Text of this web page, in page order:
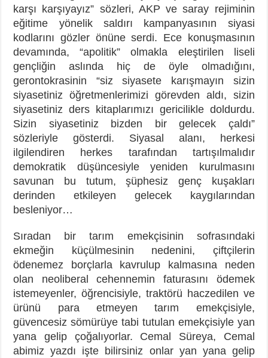
karşı karşıyayız” sözleri, AKP ve saray rejiminin
eğitime yönelik saldırı kampanyasının siyasi
kodlarını gözler önüne serdi. Ece konuşmasının
devamında, “apolitik” olmakla eleştirilen liseli
gençliğin aslında hiç de öyle olmadığını,
gerontokrasinin “siz siyasete karışmayın sizin
siyasetiniz öğretmenlerimizi görevden aldı, sizin
siyasetiniz ders kitaplarımızı gericilikle doldurdu.
Sizin siyasetiniz bizden bir gelecek çaldı”
sözleriyle gösterdi. Siyasal alanı, herkesi
ilgilendiren herkes tarafından tartışılmalıdır
demokratik düşüncesiyle yeniden kurulmasını
savunan bu tutum, şüphesiz genç kuşakları
derinden etkileyen gelecek kaygılarından
besleniyor…
Sıradan bir tarım emekçisinin sofrasındaki
ekmeğin küçülmesinin nedenini, çiftçilerin
ödenemez borçlarla kavrulup kalmasına neden
olan neoliberal cehennemin faturasını ödemek
istemeyenler, öğrencisiyle, traktörü haczedilen ve
ürünü para etmeyen tarım emekçisiyle,
güvencesiz sömürüye tabi tutulan emekçisiyle yan
yana gelip çoğalıyorlar. Cemal Süreya, Cemal
abimiz yazdı işte bilirsiniz onlar yan yana gelip